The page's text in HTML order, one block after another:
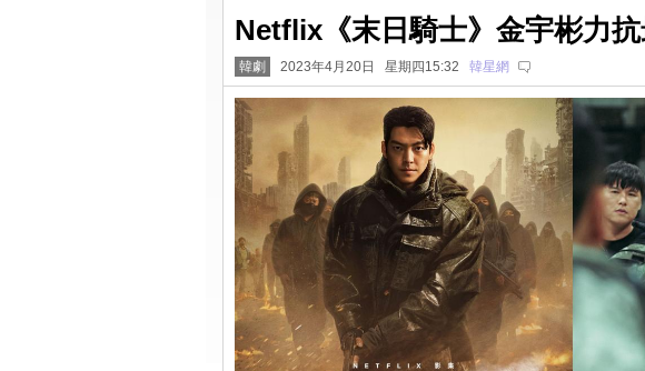
Netflix《末日騎士》金宇彬力
韓劇 2023年4月20日 星期四15:32 韓星網